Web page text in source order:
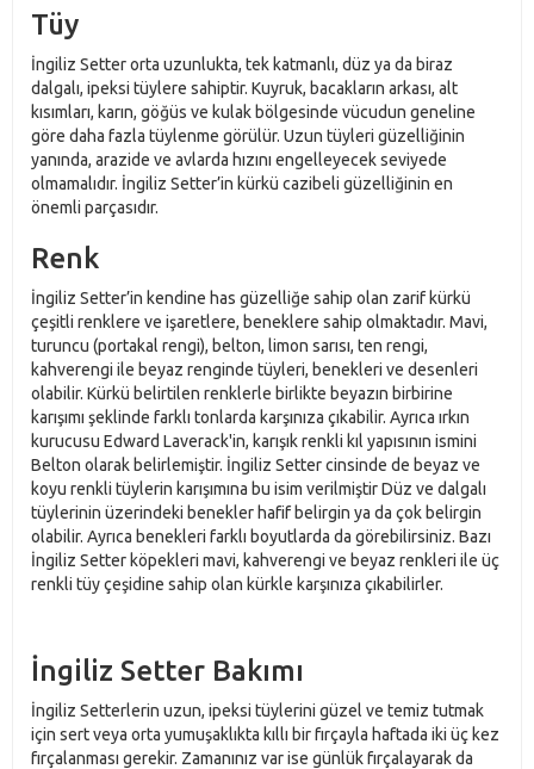
Tüy
İngiliz Setter orta uzunlukta, tek katmanlı, düz ya da biraz
dalgalı, ipeksi tüylere sahiptir. Kuyruk, bacakların arkası, alt
kısımları, karın, göğüs ve kulak bölgesinde vücudun geneline
göre daha fazla tüylenme görülür. Uzun tüyleri güzelliğinin
yanında, arazide ve avlarda hızını engelleyecek seviyede
olmamalıdır. İngiliz Setter’in kürkü cazibeli güzelliğinin en
önemli parçasıdır.
Renk
İngiliz Setter’in kendine has güzelliğe sahip olan zarif kürkü
çeşitli renklere ve işaretlere, beneklere sahip olmaktadır. Mavi,
turuncu (portakal rengi), belton, limon sarısı, ten rengi,
kahverengi ile beyaz renginde tüyleri, benekleri ve desenleri
olabilir. Kürkü belirtilen renklerle birlikte beyazın birbirine
karışımı şeklinde farklı tonlarda karşınıza çıkabilir. Ayrıca ırkın
kurucusu Edward Laverack'in, karışık renkli kıl yapısının ismini
Belton olarak belirlemiştir. İngiliz Setter cinsinde de beyaz ve
koyu renkli tüylerin karışımına bu isim verilmiştir Düz ve dalgalı
tüylerinin üzerindeki benekler hafif belirgin ya da çok belirgin
olabilir. Ayrıca benekleri farklı boyutlarda da görebilirsiniz. Bazı
İngiliz Setter köpekleri mavi, kahverengi ve beyaz renkleri ile üç
renkli tüy çeşidine sahip olan kürkle karşınıza çıkabilirler.
İngiliz Setter Bakımı
İngiliz Setterlerin uzun, ipeksi tüylerini güzel ve temiz tutmak
için sert veya orta yumuşaklıkta kıllı bir fırçayla haftada iki üç kez
fırçalanması gerekir. Zamanınız var ise günlük fırçalayarak da